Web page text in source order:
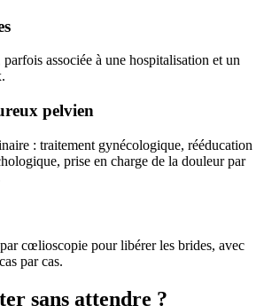
associée à une hospitalisation et un
pelvien
: traitement gynécologique, rééducation
prise en charge de la douleur par
cœlioscopie pour libérer les brides, avec
par cas.
sans attendre ?